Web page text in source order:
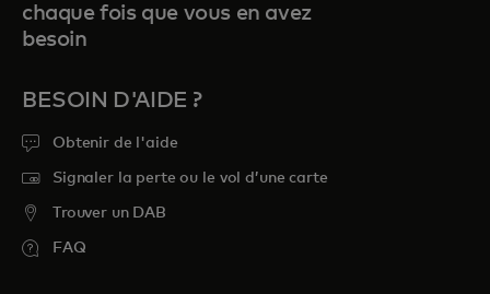
chaque fois que vous en avez
besoin
BESOIN D'AIDE ?
Obtenir de l'aide
Signaler la perte ou le vol d’une carte
Trouver un DAB
FAQ